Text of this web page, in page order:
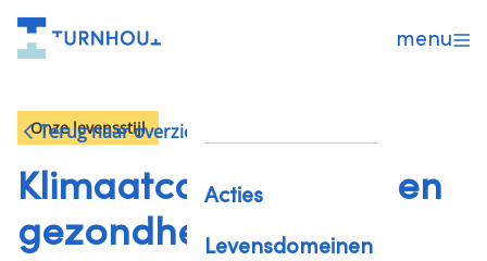
menu
Acties
Levensdomeinen
Klimaatcafé: klimaat en
gezondheid
Onze levensstijl
Terug naar overzicht